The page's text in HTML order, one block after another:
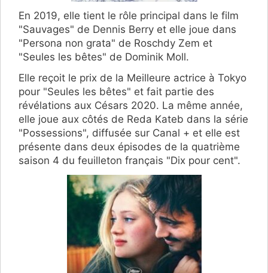
En 2019, elle tient le rôle principal dans le film
"Sauvages" de Dennis Berry et elle joue dans
"Persona non grata" de Roschdy Zem et
"Seules les bêtes" de Dominik Moll.
Elle reçoit le prix de la Meilleure actrice à Tokyo
pour "Seules les bêtes" et fait partie des
révélations aux Césars 2020. La même année,
elle joue aux côtés de Reda Kateb dans la série
"Possessions", diffusée sur Canal + et elle est
présente dans deux épisodes de la quatrième
saison 4 du feuilleton français "Dix pour cent".